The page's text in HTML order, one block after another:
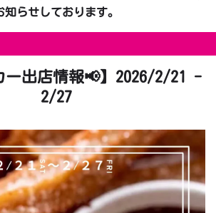
知らせしております。
ー出店情報📢】2026/2/21 -
2/27